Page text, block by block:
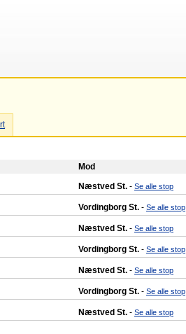
Mod
Næstved St. - Se alle stop
Vordingborg St. - Se alle stop
Næstved St. - Se alle stop
Vordingborg St. - Se alle stop
Næstved St. - Se alle stop
Vordingborg St. - Se alle stop
Næstved St. - Se alle stop